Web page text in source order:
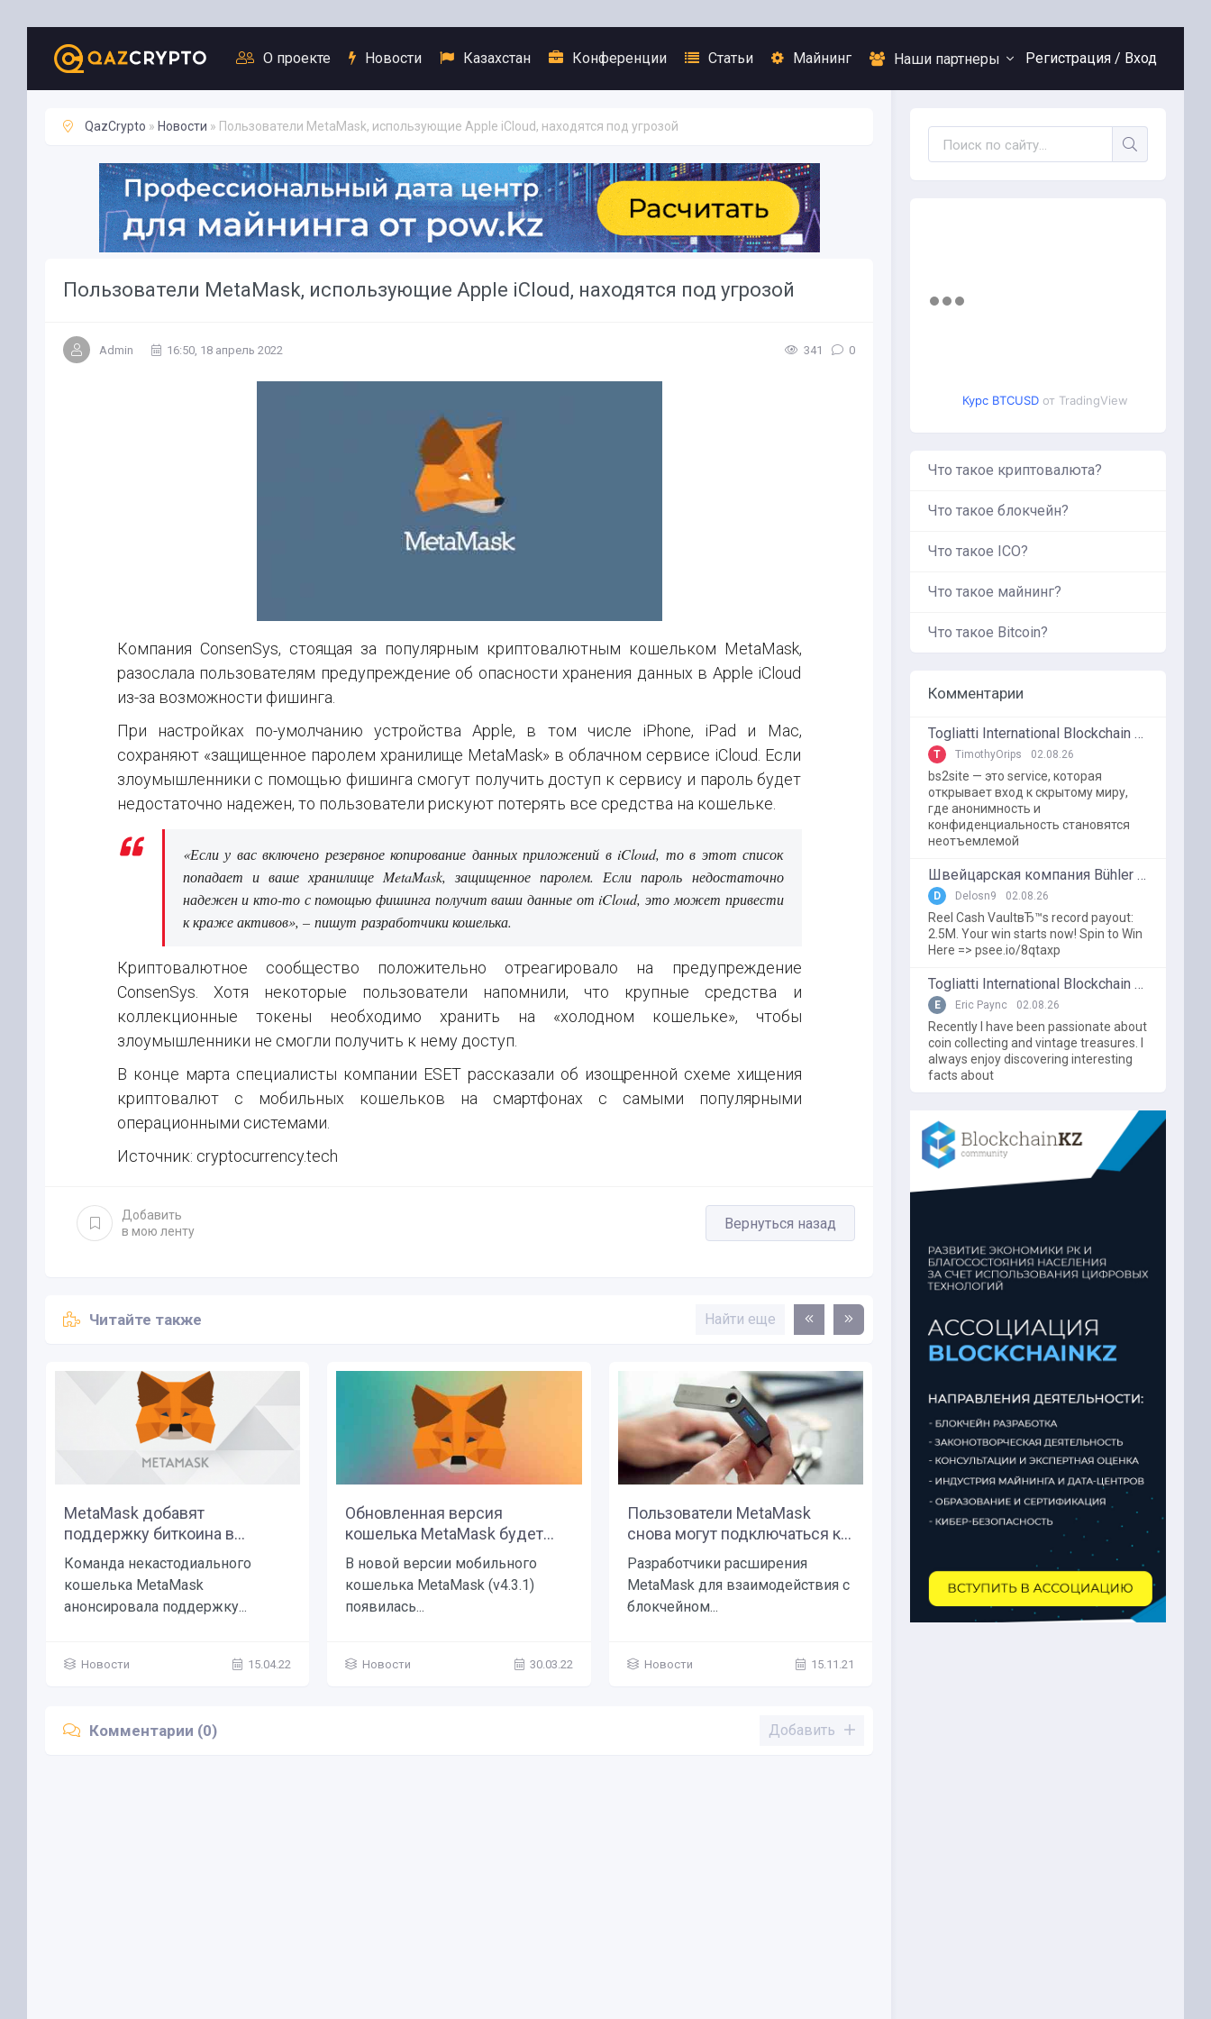
О проекте Новости Казахстан Конференции Статьи Майнинг Наши партнеры Регистрация / Вход
QazCrypto » Новости » Пользователи MetaMask, использующие Apple iCloud, находятся под угрозой
Пользователи MetaMask, использующие Apple iCloud, находятся под угрозой
Новости
Admin 16:50, 18 апрель 2022 341 0
Компания ConsenSys, стоящая за популярным криптовалютным кошельком MetaMask,
разослала пользователям предупреждение об опасности хранения данных в Apple iCloud
из-за возможности фишинга.
При настройках по-умолчанию устройства Apple, в том числе iPhone, iPad и Mac,
сохраняют «защищенное паролем хранилище MetaMask» в облачном сервисе iCloud. Если
злоумышленники с помощью фишинга смогут получить доступ к сервису и пароль будет
недостаточно надежен, то пользователи рискуют потерять все средства на кошельке.
«Если у вас включено резервное копирование данных приложений в iCloud, то в этот список
попадает и ваше хранилище MetaMask, защищенное паролем. Если пароль недостаточно
надежен и кто-то с помощью фишинга получит ваши данные от iCloud, это может привести
к краже активов», – пишут разработчики кошелька.
Криптовалютное сообщество положительно отреагировало на предупреждение
ConsenSys. Хотя некоторые пользователи напомнили, что крупные средства и
коллекционные токены необходимо хранить на «холодном кошельке», чтобы
злоумышленники не смогли получить к нему доступ.
В конце марта специалисты компании ESET рассказали об изощренной схеме хищения
криптовалют с мобильных кошельков на смартфонах с самыми популярными
операционными системами.
Источник: cryptocurrency.tech
Добавить
в мою ленту
Вернуться назад
Читайте также Найти еще
MetaMask добавят
поддержку биткоина в...
Команда некастодиального
кошелька MetaMask
анонсировала поддержку...
Новости 15.04.22
Обновленная версия
кошелька MetaMask будет...
В новой версии мобильного
кошелька MetaMask (v4.3.1)
появилась...
Новости 30.03.22
Пользователи MetaMask
снова могут подключаться к...
Разработчики расширения
MetaMask для взаимодействия с
блокчейном...
Новости 15.11.21
На iPhone и iPad обнаружили
угрожающую держателям...
Разработчик Coinbase Пит Ким
призвал владельцев цифровых
активов...
Комментарии (0) Добавить
Курс BTCUSD от TradingView
Что такое криптовалюта?
Что такое блокчейн?
Что такое ICO?
Что такое майнинг?
Что такое Bitcoin?
Комментарии
Togliatti International Blockchain Forum
T TimothyOrips 02.08.26
bs2site — это service, которая
открывает вход к скрытому миру,
где анонимность и
конфиденциальность становятся
неотъемлемой
Швейцарская компания Bühler использует блокчейн в пищевой промышленности
D Delosn9 02.08.26
Reel Cash VaultвЂ™s record payout:
2.5M. Your win starts now! Spin to Win
Here => psee.io/8qtaxp
Togliatti International Blockchain Forum
E Eric Paync 02.08.26
Recently I have been passionate about
coin collecting and vintage treasures. I
always enjoy discovering interesting
facts about